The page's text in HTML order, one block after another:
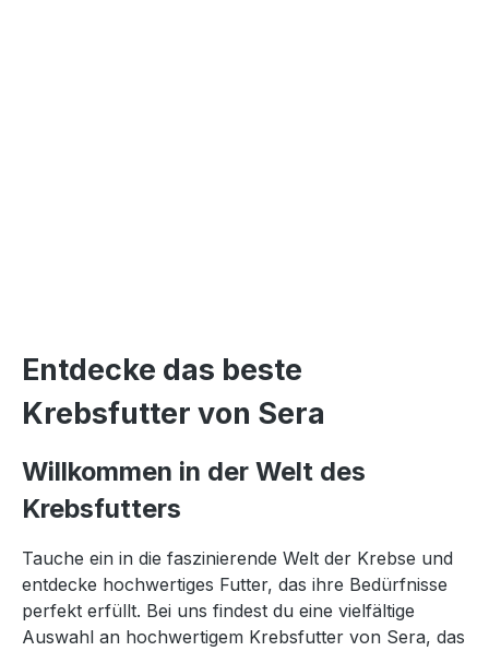
Entdecke das beste
Krebsfutter von Sera
Willkommen in der Welt des
Krebsfutters
Tauche ein in die faszinierende Welt der Krebse und
entdecke hochwertiges Futter, das ihre Bedürfnisse
perfekt erfüllt. Bei uns findest du eine vielfältige
Auswahl an hochwertigem Krebsfutter von Sera, das